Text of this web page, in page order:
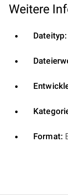
Weitere
Dateityp:
Format: